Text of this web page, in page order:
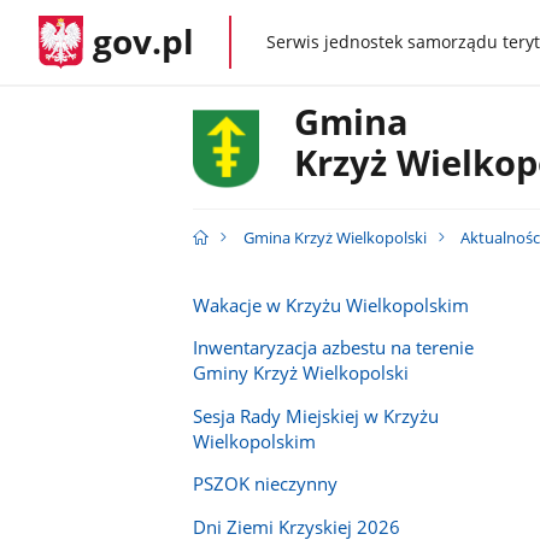
gov.pl gov.plSerwis jednostek samorządu
Gmina
Krzyż
Gmina Krzyż Wielkopolski
Wakacje w Krzyżu Wielkopolskim
Inwentaryzacja azbestu na terenie
Gminy Krzyż Wielkopolski
Sesja Rady Miejskiej w Krzyżu
Wielkopolskim
PSZOK nieczynny
Dni Ziemi Krzyskiej 2026